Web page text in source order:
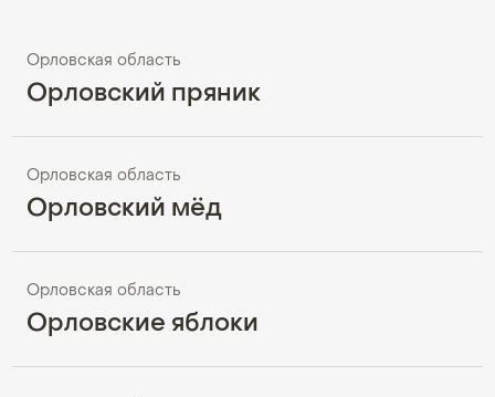
Орловская область
Орловский пряник
Орловская область
Орловский мёд
Орловская область
Орловские яблоки